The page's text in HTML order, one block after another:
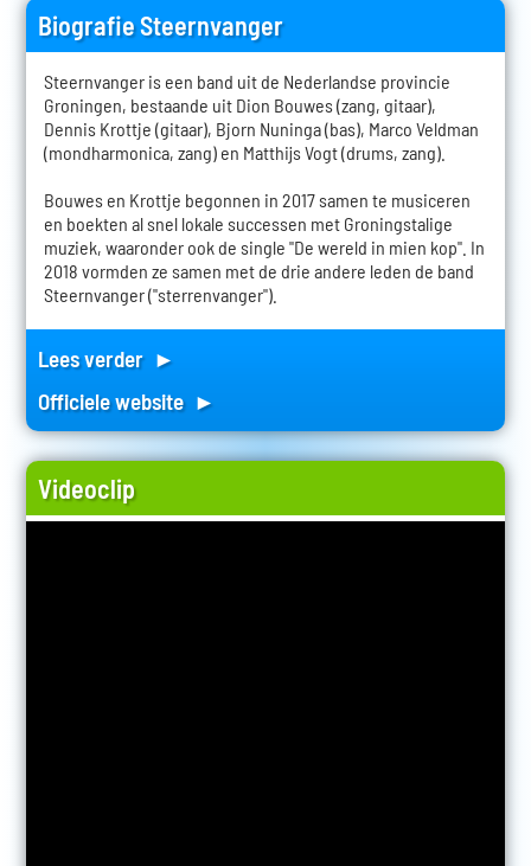
Biografie Steernvanger
Steernvanger is een band uit de Nederlandse provincie
Groningen, bestaande uit Dion Bouwes (zang, gitaar),
Dennis Krottje (gitaar), Bjorn Nuninga (bas), Marco Veldman
(mondharmonica, zang) en Matthijs Vogt (drums, zang).
Bouwes en Krottje begonnen in 2017 samen te musiceren
en boekten al snel lokale successen met Groningstalige
muziek, waaronder ook de single "De wereld in mien kop". In
2018 vormden ze samen met de drie andere leden de band
Steernvanger ("sterrenvanger").
Lees verder ►
Officiele website ►
Videoclip